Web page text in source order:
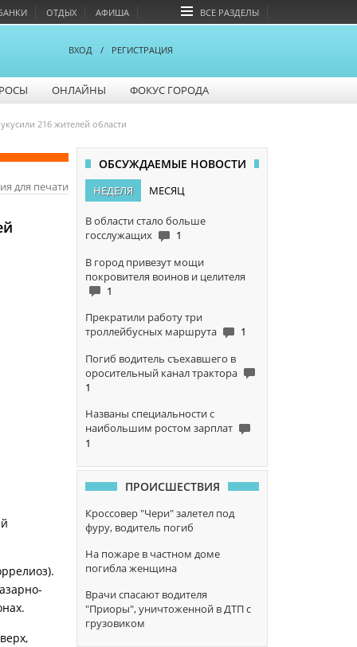
ОТДЫХ АФИША ВСЕ РАЗДЕЛЫ
ВХОД / РЕГИСТРАЦИЯ
ОНЛАЙНЫ ФОКУС ГОРОДА
216 жителей области
для печати
ОБСУЖДАЕМЫЕ НОВОСТИ
НЕДЕЛЯ МЕСЯЦ
В области стало больше
госслужащих
1
В город привезут мощи
покровителя воинов и целителя
1
Прекратили работу три
троллейбусных маршрута
1
Погиб водитель съехавшего в
оросительный канал трактора
1
Названы специальности с
наибольшим ростом зарплат
1
ПРОИСШЕСТВИЯ
Кроссовер "Чери" залетел под
фуру, водитель погиб
На пожаре в частном доме
погибла женщина
Врачи спасают водителя
"Приоры", уничтоженной в ДТП с
грузовиком